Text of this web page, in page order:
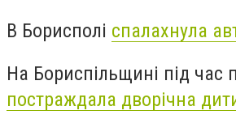
В Борисполі спалахнула
На Бориспільщині під час
постраждала дворічна